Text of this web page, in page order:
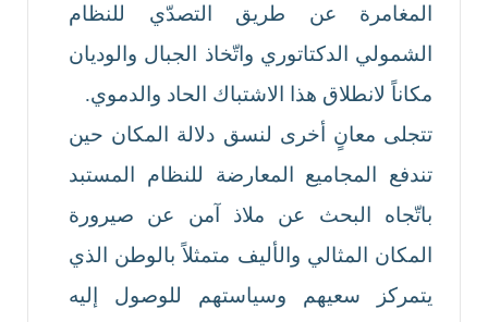
المغامرة عن طريق التصدّي للنظام
الشمولي الدكتاتوري واتّخاذ الجبال والوديان
مكاناً لانطلاق هذا الاشتباك الحاد والدموي.
تتجلى معانٍ أخرى لنسق دلالة المكان حين
تندفع المجاميع المعارضة للنظام المستبد
باتّجاه البحث عن ملاذ آمن عن صيرورة
المكان المثالي والأليف متمثلاً بالوطن الذي
يتمركز سعيهم وسياستهم للوصول إليه